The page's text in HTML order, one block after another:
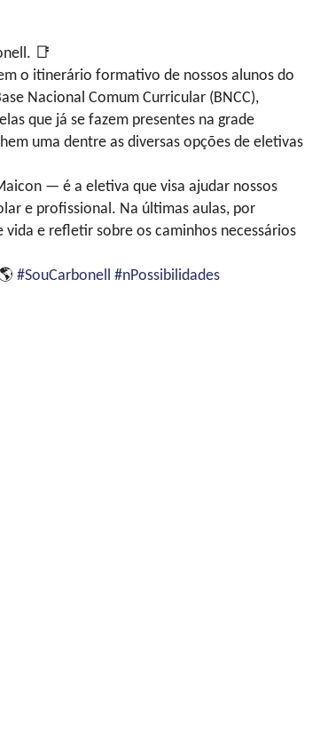
📑
o itinerário formativo de nossos alunos do
Nacional Comum Curricular (BNCC),
que já se fazem presentes na grade
uma dentre as diversas opções de eletivas
— é a eletiva que visa ajudar nossos
e profissional. Na últimas aulas, por
e refletir sobre os caminhos necessários
#SouCarbonell #nPossibilidades